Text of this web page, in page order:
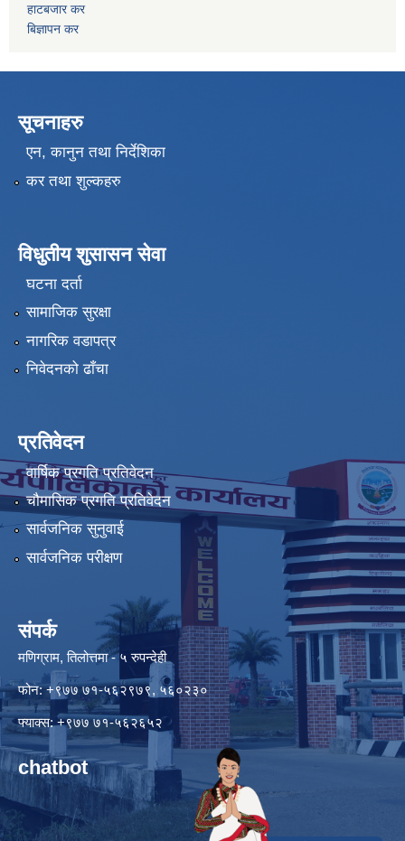
हाटबजार कर
बिज्ञापन कर
सूचनाहरु
एन, कानुन तथा निर्देशिका
कर तथा शुल्कहरु
विधुतीय शुसासन सेवा
घटना दर्ता
सामाजिक सुरक्षा
नागरिक वडापत्र
निवेदनको ढाँचा
प्रतिवेदन
वार्षिक प्रगति प्रतिवेदन
चौमासिक प्रगति प्रतिवेदन
सार्वजनिक सुनुवाई
सार्वजनिक परीक्षण
संपर्क
मणिग्राम, तिलोत्तमा - ५ रुपन्देही
फोन: +९७७ ७१-५६२९७९, ५६०२३०
फ्याक्स: +९७७ ७१-५६२६५२
chatbot